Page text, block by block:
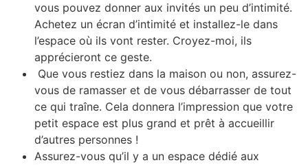
vous pouvez donner aux invités un peu d’intimité.
Achetez un écran d’intimité et installez-le dans
l’espace où ils vont rester. Croyez-moi, ils
apprécieront ce geste.
Que vous restiez dans la maison ou non, assurez-
vous de ramasser et de vous débarrasser de tout
ce qui traîne. Cela donnera l’impression que votre
petit espace est plus grand et prêt à accueillir
d’autres personnes !
Assurez-vous qu’il y a un espace dédié aux